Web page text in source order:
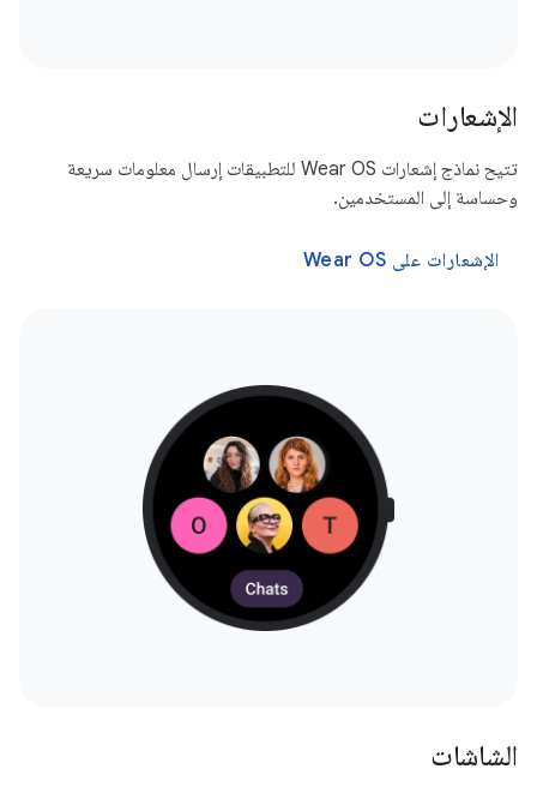
الإشعارات
تتيح نماذج إشعارات Wear OS للتطبيقات إرسال معلومات سريعة
وحساسة إلى المستخدمين.
الإشعارات على Wear OS
الشاشات